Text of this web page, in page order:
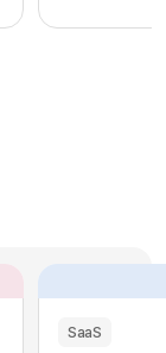
습니다. 이는
리 기업과 완벽
리즘과 추론
SaaS